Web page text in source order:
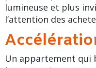
lumineuse et plus
l’attention des
Un appartement qui